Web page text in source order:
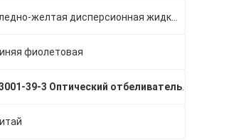
фиолетовая
39-3 Оптический отбеливатель